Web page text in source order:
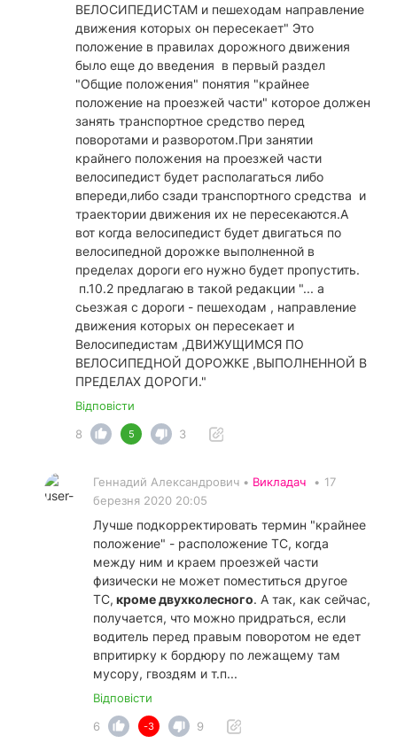
ВЕЛОСИПЕДИСТАМ и пешеходам направление
движения которых он пересекает" Это
положение в правилах дорожного движения
было еще до введения в первый раздел
"Общие положения" понятия "крайнее
положение на проезжей части" которое должен
занять транспортное средство перед
поворотами и разворотом.При занятии
крайнего положения на проезжей части
велосипедист будет располагаться либо
впереди,либо сзади транспортного средства и
траектории движения их не пересекаются.А
вот когда велосипедист будет двигаться по
велосипедной дорожке выполненной в
пределах дороги его нужно будет пропустить.
п.10.2 предлагаю в такой редакции "... а
сьезжая с дороги - пешеходам , направление
движения которых он пересекает и
Велосипедистам ,ДВИЖУЩИМСЯ ПО
ВЕЛОСИПЕДНОЙ ДОРОЖКЕ ,ВЫПОЛНЕННОЙ В
ПРЕДЕЛАХ ДОРОГИ."
Відповісти
8
5 3
Геннадий Александрович • Викладач • 17
березня 2020 20:05
Лучше подкорректировать термин "крайнее
положение" - расположение ТС, когда
между ним и краем проезжей части
физически не может поместиться другое
ТС, кроме двухколесного. А так, как сейчас,
получается, что можно придраться, если
водитель перед правым поворотом не едет
впритирку к бордюру по лежащему там
мусору, гвоздям и т.п...
Відповісти
6
-3 9